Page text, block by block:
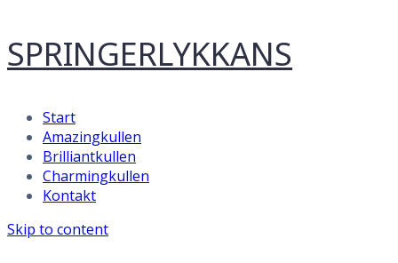
SPRINGERLYKKANS
Start
Amazingkullen
Brilliantkullen
Charmingkullen
Kontakt
Skip to content